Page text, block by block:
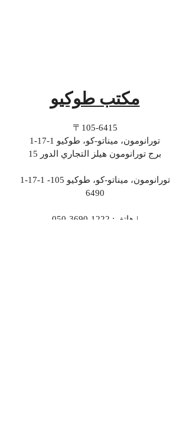
مكتب طوكيو
〒105-6415
1-17-1 تورانومون، ميناتو-كو، طوكيو
برج تورانومون هيلز التجاري الدور 15
1-17-1 تورانومون، ميناتو-كو، طوكيو
105-
6490
هاتف: 1222-3690-050
|